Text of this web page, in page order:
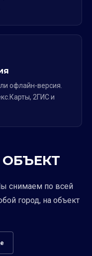
офлайн-версия.
2ГИС и
снимаем по всей
город, на объект